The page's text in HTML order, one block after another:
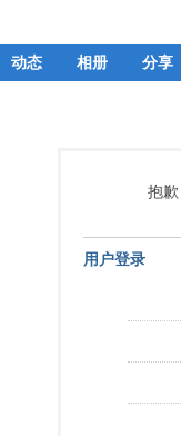
动态 相册 分享
抱
用户登录